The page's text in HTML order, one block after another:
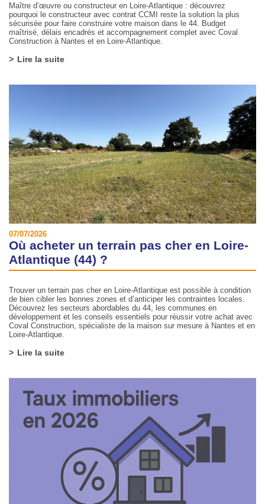
Maître d’œuvre ou constructeur en Loire-Atlantique : découvrez
pourquoi le constructeur avec contrat CCMI reste la solution la plus
sécurisée pour faire construire votre maison dans le 44. Budget
maîtrisé, délais encadrés et accompagnement complet avec Coval
Construction à Nantes et en Loire-Atlantique.
Lire la suite
07/07/2026
Où acheter un terrain pas cher en Loire-
Atlantique (44) ?
Trouver un terrain pas cher en Loire-Atlantique est possible à condition
de bien cibler les bonnes zones et d’anticiper les contraintes locales.
Découvrez les secteurs abordables du 44, les communes en
développement et les conseils essentiels pour réussir votre achat avec
Coval Construction, spécialiste de la maison sur mesure à Nantes et en
Loire-Atlantique.
Lire la suite